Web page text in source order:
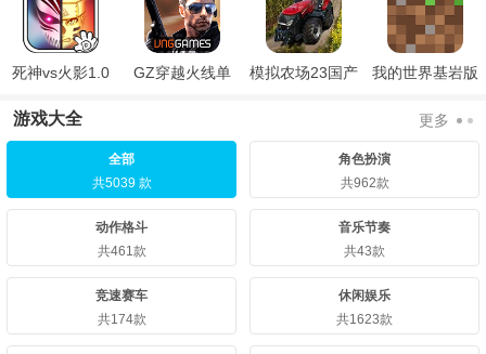
版
死神vs火影1.0
GZ穿越火线单
模拟农场23国产
我的世界基岩版
游戏大全 更多
全部
共5039 款
角色扮演
共962款
动作格斗
共461款
音乐节奏
共43款
竞速赛车
共174款
休闲娱乐
共1623款